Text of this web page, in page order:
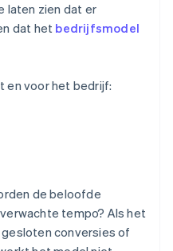
laten zien dat er
dat het bedrijfsmodel
en voor het bedrijf:
de beloofde
tempo? Als het
conversies of